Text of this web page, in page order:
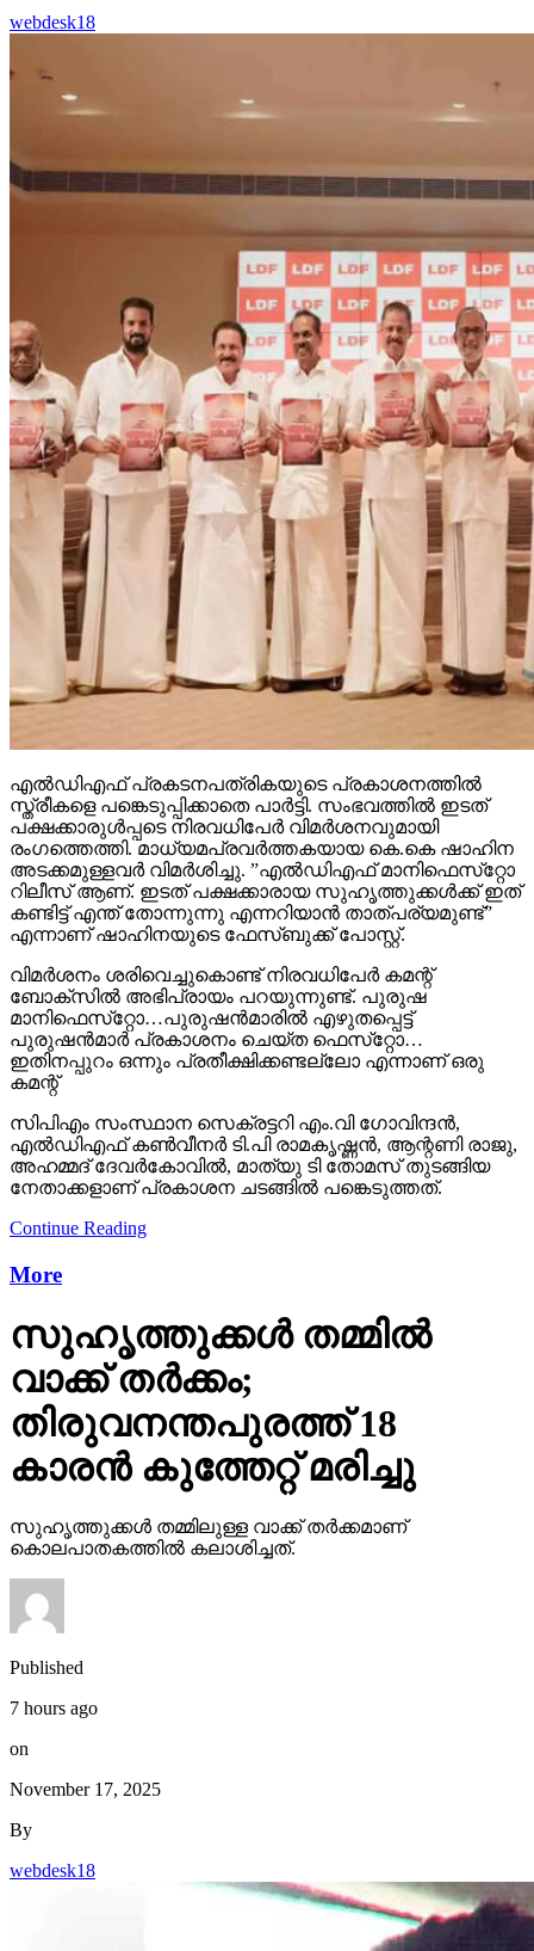
webdesk18
എല്‍ഡിഎഫ് പ്രകടനപത്രികയുടെ പ്രകാശനത്തില്‍
സ്ത്രീകളെ പങ്കെടുപ്പിക്കാതെ പാര്‍ട്ടി. സംഭവത്തില്‍ ഇടത്
പക്ഷക്കാരുള്‍പ്പടെ നിരവധിപേര്‍ വിമര്‍ശനവുമായി
രംഗത്തെത്തി. മാധ്യമപ്രവര്‍ത്തകയായ കെ.കെ ഷാഹിന
അടക്കമുള്ളവര്‍ വിമര്‍ശിച്ചു. ”എല്‍ഡിഎഫ് മാനിഫെസ്‌റ്റോ
റിലീസ് ആണ്. ഇടത് പക്ഷക്കാരായ സുഹൃത്തുക്കള്‍ക്ക് ഇത്
കണ്ടിട്ട് എന്ത് തോന്നുന്നു എന്നറിയാന്‍ താത്പര്യമുണ്ട്”
എന്നാണ് ഷാഹിനയുടെ ഫേസ്ബുക്ക് പോസ്റ്റ്.
വിമര്‍ശനം ശരിവെച്ചുകൊണ്ട് നിരവധിപേര്‍ കമന്റ്
ബോക്‌സില്‍ അഭിപ്രായം പറയുന്നുണ്ട്. പുരുഷ
മാനിഫെസ്‌റ്റോ…പുരുഷന്‍മാരില്‍ എഴുതപ്പെട്ട്
പുരുഷന്‍മാര്‍ പ്രകാശനം ചെയ്ത ഫെസ്‌റ്റോ…
ഇതിനപ്പുറം ഒന്നും പ്രതീക്ഷിക്കണ്ടല്ലോ എന്നാണ് ഒരു
കമന്റ്
സിപിഎം സംസ്ഥാന സെക്രട്ടറി എം.വി ഗോവിന്ദന്‍,
എല്‍ഡിഎഫ് കണ്‍വീനര്‍ ടി.പി രാമകൃഷ്ണന്‍, ആന്റണി രാജു,
അഹമ്മദ് ദേവര്‍കോവില്‍, മാത്യു ടി തോമസ് തുടങ്ങിയ
നേതാക്കളാണ് പ്രകാശന ചടങ്ങില്‍ പങ്കെടുത്തത്.
Continue Reading
More
സുഹൃത്തുക്കള്‍ തമ്മില്‍
വാക്ക് തര്‍ക്കം;
തിരുവനന്തപുരത്ത് 18
കാരന്‍ കുത്തേറ്റ് മരിച്ചു
സുഹൃത്തുക്കള്‍ തമ്മിലുള്ള വാക്ക് തര്‍ക്കമാണ്
കൊലപാതകത്തില്‍ കലാശിച്ചത്.
Published
7 hours ago
on
November 17, 2025
By
webdesk18